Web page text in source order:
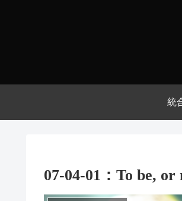
統
07-04-01：To be,